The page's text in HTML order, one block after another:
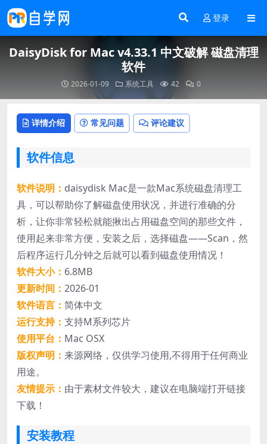
登录
DaisyDisk for Mac v4.33.1 中文破解 磁盘清理
软件
2026-01-09 系统工具 42 0
详情介绍 常见问题 评论建议
软件信息
软件说明： daisydisk Mac是一款Mac系统磁盘清理工
具，可以帮助你了解磁盘使用状况，并进行准确的分
析，让你非常轻松就能揪出占用磁盘空间的那些文件，
使用起来非常方便，安装之后，选择磁盘——Scan，然
后程序运行几分钟之后就可以看到磁盘使用情况！
软件大小： 6.8MB
更新时间： 2026-01
软件语言： 简体中文
运行支持： 支持M系列芯片
使用平台： Mac OSX
版权声明： 来源网络，仅供学习使用,不得用于任何商业
用途。
友情提示： 由于素材文件较大，建议在电脑端打开链接
下载！
安装教程